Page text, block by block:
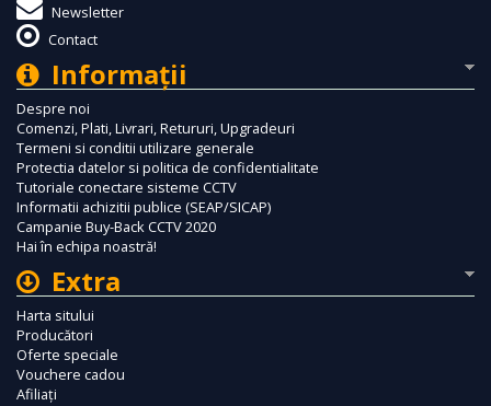
Newsletter
Contact
Informaţii
Despre noi
Comenzi, Plati, Livrari, Retururi, Upgradeuri
Termeni si conditii utilizare generale
Protectia datelor si politica de confidentialitate
Tutoriale conectare sisteme CCTV
Informatii achizitii publice (SEAP/SICAP)
Campanie Buy-Back CCTV 2020
Hai în echipa noastră!
Extra
Harta sitului
Producători
Oferte speciale
Vouchere cadou
Afiliaţi